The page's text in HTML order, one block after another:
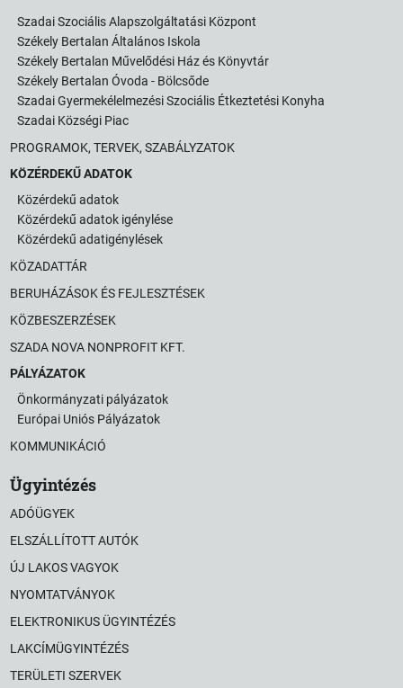
Szadai Szociális Alapszolgáltatási Központ
Székely Bertalan Általános Iskola
Székely Bertalan Művelődési Ház és Könyvtár
Székely Bertalan Óvoda - Bölcsőde
Szadai Gyermekélelmezési Szociális Étkeztetési Konyha
Szadai Községi Piac
PROGRAMOK, TERVEK, SZABÁLYZATOK
KÖZÉRDEKŰ ADATOK
Közérdekű adatok
Közérdekű adatok igénylése
Közérdekű adatigénylések
KÖZADATTÁR
BERUHÁZÁSOK ÉS FEJLESZTÉSEK
KÖZBESZERZÉSEK
SZADA NOVA NONPROFIT KFT.
PÁLYÁZATOK
Önkormányzati pályázatok
Európai Uniós Pályázatok
KOMMUNIKÁCIÓ
Ügyintézés
ADÓÜGYEK
ELSZÁLLÍTOTT AUTÓK
ÚJ LAKOS VAGYOK
NYOMTATVÁNYOK
ELEKTRONIKUS ÜGYINTÉZÉS
LAKCÍMÜGYINTÉZÉS
TERÜLETI SZERVEK